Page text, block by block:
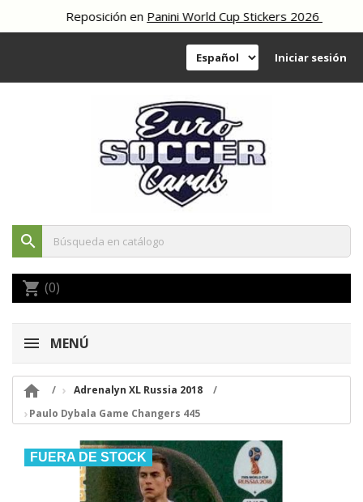
Reposición enPanini World Cup Stickers 2026
Iniciar sesión
search
shopping_cart (0)
MENÚ

Adrenalyn XL Russia 2018
Paulo Dybala Game Changers 445
FUERA DE STOCK